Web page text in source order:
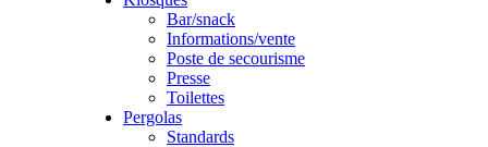
Bar/snack
Informations/vente
Poste de secourisme
Presse
Toilettes
Pergolas
Standards